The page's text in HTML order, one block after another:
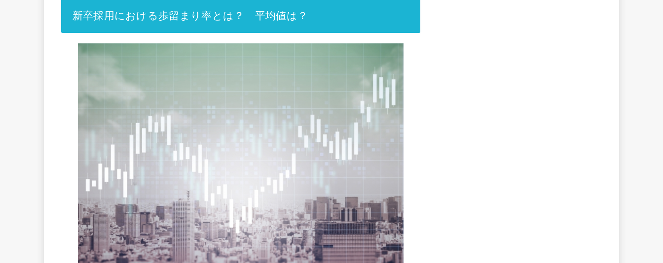
新卒採用における歩留まり率とは？ 平均値は？